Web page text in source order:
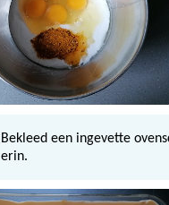
Bekleed een ingevette
erin.